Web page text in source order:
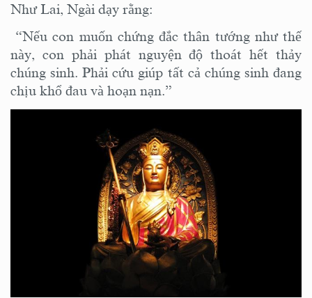
Như Lai, Ngài dạy rằng:
“Nếu con muốn chứng đắc thân tướng như thế
này, con phải phát nguyện độ thoát hết thảy
chúng sinh. Phải cứu giúp tất cả chúng sinh đang
chịu khổ đau và hoạn nạn.”